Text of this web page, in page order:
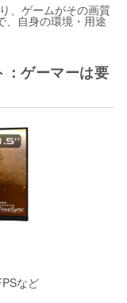
、ゲームがその画質
、自身の環境・用途
ゲーマーは要
など